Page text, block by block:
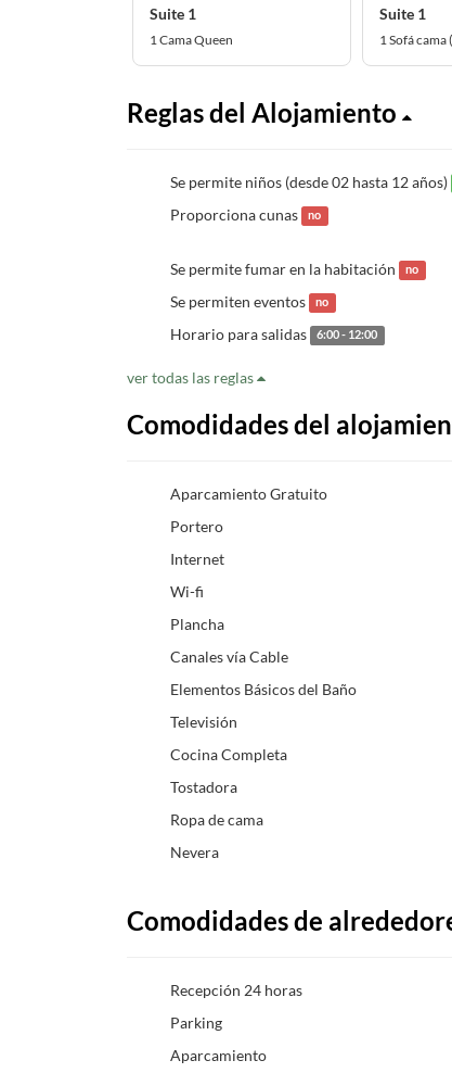
Suite 1
1 Cama Queen
Suite 1
1 Sofá cama
Reglas del Alojamiento
Se permite niños (desde 02 hasta 12 años)
Proporciona cunas no
Se permite fumar en la habitación no
Se permiten eventos no
Horario para salidas 6:00 - 12:00
ver todas las reglas
Comodidades del
Aparcamiento Gratuito
Portero
Internet
Wi-fi
Plancha
Canales vía Cable
Elementos Básicos del Baño
Televisión
Cocina Completa
Tostadora
Ropa de cama
Nevera
Comodidades de
Recepción 24 horas
Parking
Aparcamiento